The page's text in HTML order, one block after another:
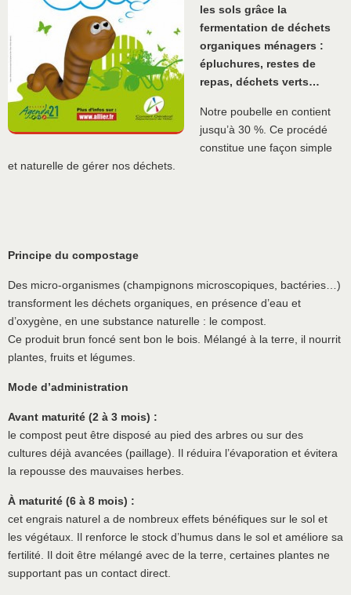
les sols grâce la
fermentation de déchets
organiques ménagers :
épluchures, restes de
repas, déchets verts…
Notre poubelle en contient
jusqu’à 30 %. Ce procédé
constitue une façon simple
et naturelle de gérer nos déchets.
Principe du compostage
Des micro-organismes (champignons microscopiques, bactéries…)
transforment les déchets organiques, en présence d’eau et
d’oxygène, en une substance naturelle : le compost.
Ce produit brun foncé sent bon le bois. Mélangé à la terre, il nourrit
plantes, fruits et légumes.
Mode d’administration
Avant maturité (2 à 3 mois) :
le compost peut être disposé au pied des arbres ou sur des
cultures déjà avancées (paillage). Il réduira l’évaporation et évitera
la repousse des mauvaises herbes.
À maturité (6 à 8 mois) :
cet engrais naturel a de nombreux effets bénéfiques sur le sol et
les végétaux. Il renforce le stock d’humus dans le sol et améliore sa
fertilité. Il doit être mélangé avec de la terre, certaines plantes ne
supportant pas un contact direct.